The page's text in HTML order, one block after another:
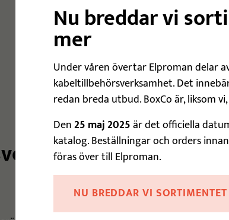
distributör för
Nu breddar vi
mer
Under våren övertar Elproman delar
kabeltillbehörsverksamhet. Det
redan breda utbud. BoxCo är, liksom
Den25 maj 2025är det officiella
katalog. Beställningar och orders
föras över till Elproman.
NU BREDDAR VI